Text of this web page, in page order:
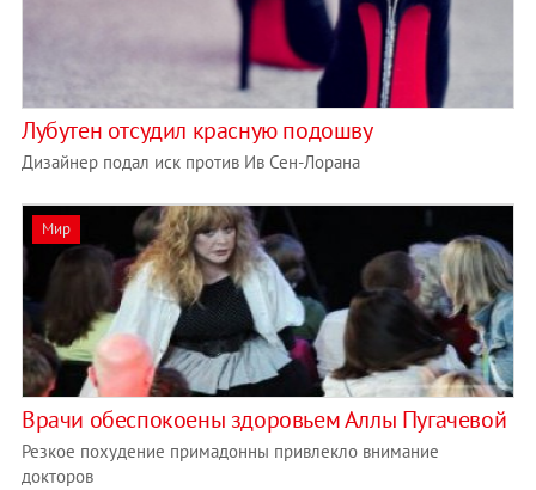
Лубутен отсудил красную подошву
Дизайнер подал иск против Ив Сен-Лорана
Мир
Врачи обеспокоены здоровьем Аллы Пугачевой
Резкое похудение примадонны привлекло внимание
докторов